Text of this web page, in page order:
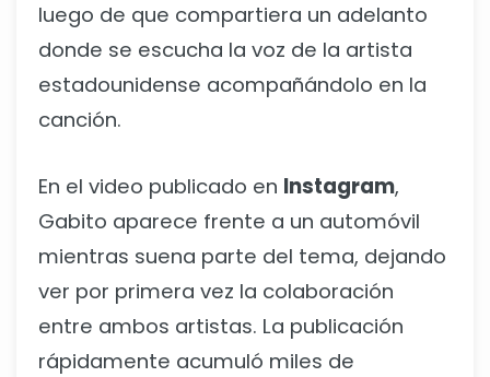
luego de que compartiera un adelanto
donde se escucha la voz de la artista
estadounidense acompañándolo en la
canción.
En el video publicado en Instagram,
Gabito aparece frente a un automóvil
mientras suena parte del tema, dejando
ver por primera vez la colaboración
entre ambos artistas. La publicación
rápidamente acumuló miles de